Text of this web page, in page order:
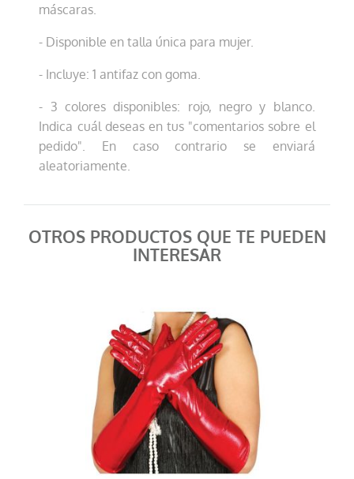
máscaras.
- Disponible en talla única para mujer.
- Incluye: 1 antifaz con goma.
- 3 colores disponibles: rojo, negro y blanco.
Indica cuál deseas en tus "comentarios sobre el
pedido". En caso contrario se enviará
aleatoriamente.
OTROS PRODUCTOS QUE TE PUEDEN
INTERESAR